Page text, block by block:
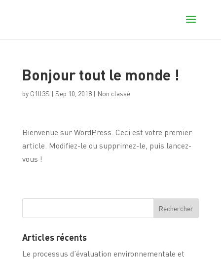
Bonjour tout le monde !
by G1ll3S | Sep 10, 2018| Non classé
Bienvenue sur WordPress. Ceci est votre premier
article. Modifiez-le ou supprimez-le, puis lancez-
vous !
Articles récents
Le processus d’évaluation environnementale et